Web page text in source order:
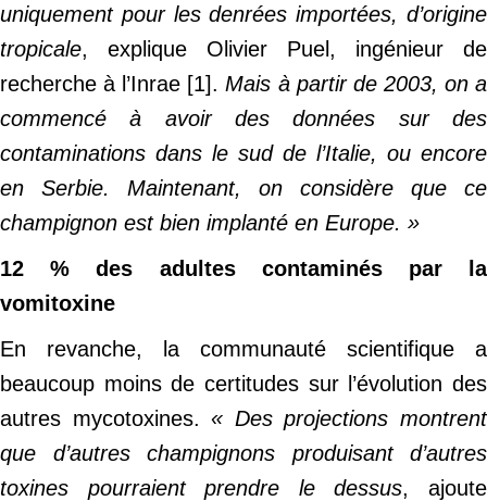
uniquement pour les denrées importées, d’origine
tropicale, explique Olivier Puel, ingénieur de
recherche à l’Inrae [1].Mais à partir de 2003, on a
commencé à avoir des données sur des
contaminations dans le sud de l’Italie, ou encore
en Serbie. Maintenant, on considère que ce
champignon est bien implanté en Europe. »
12 % des adultes contaminés par la
vomitoxine
En revanche, la communauté scientifique a
beaucoup moins de certitudes sur l’évolution des
autres mycotoxines.« Des projections montrent
que d’autres champignons produisant d’autres
toxines pourraient prendre le dessus, ajoute